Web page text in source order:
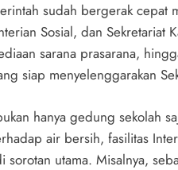
sudah bergerak cepat
Sosial, dan Sekretariat
sarana prasarana,
siap menyelenggarakan
hanya gedung sekolah
air bersih, fasilitas
utama. Misalnya,